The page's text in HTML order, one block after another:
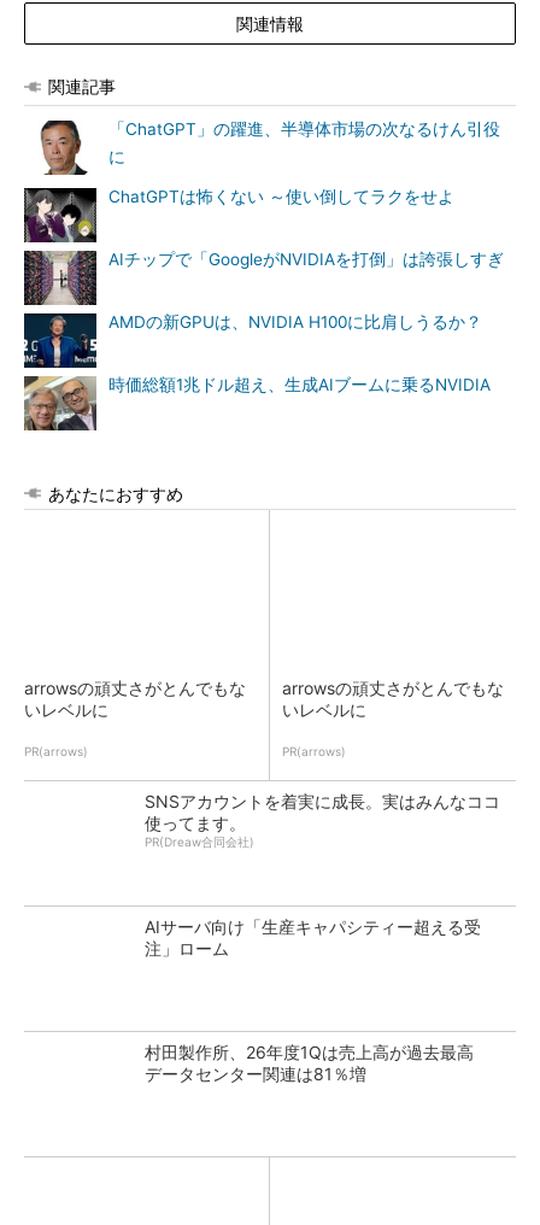
関連情報
関連記事
「ChatGPT」の躍進、半導体市場の次なるけん引役
に
ChatGPTは怖くない ～使い倒してラクをせよ
AIチップで「GoogleがNVIDIAを打倒」は誇張しすぎ
AMDの新GPUは、NVIDIA H100に比肩しうるか？
時価総額1兆ドル超え、生成AIブームに乗るNVIDIA
あなたにおすすめ
arrowsの頑丈さがとんでもな
いレベルに
PR(arrows)
arrowsの頑丈さがとんでもな
いレベルに
PR(arrows)
SNSアカウントを着実に成長。実はみんなココ
使ってます。
PR(Dreaw合同会社)
AIサーバ向け「生産キャパシティー超える受
注」ローム
村田製作所、26年度1Qは売上高が過去最高
データセンター関連は81％増